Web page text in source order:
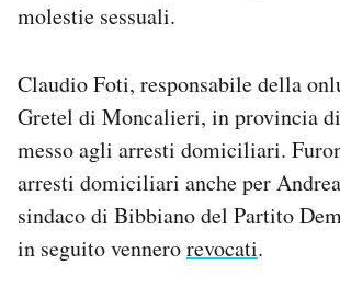
molestie sessuali.
Claudio Foti, responsabile della
Gretel di Moncalieri, in provincia
messo agli arresti domiciliari.
arresti domiciliari anche per
sindaco di Bibbiano del Partito
in seguito vennerorevocati.